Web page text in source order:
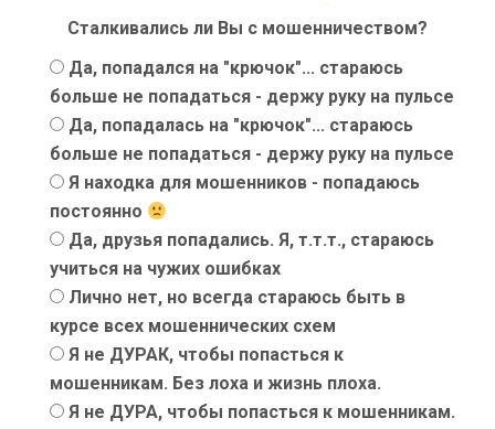
Сталкивались ли Вы с мошенничеством?
Да, попадался на "крючок"... стараюсь
больше не попадаться - держу руку на пульсе
Да, попадалась на "крючок"... стараюсь
больше не попадаться - держу руку на пульсе
Я находка для мошенников - попадаюсь
постоянно
Да, друзья попадались. Я, т.т.т., стараюсь
учиться на чужих ошибках
Лично нет, но всегда стараюсь быть в
курсе всех мошеннических схем
Я не ДУРАК, чтобы попасться к
мошенникам. Без лоха и жизнь плоха.
Я не ДУРА, чтобы попасться к мошенникам.